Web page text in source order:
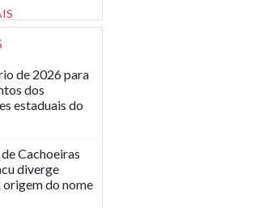
de 2026 para
dos
estaduais do
Cachoeiras
diverge
origem do nome